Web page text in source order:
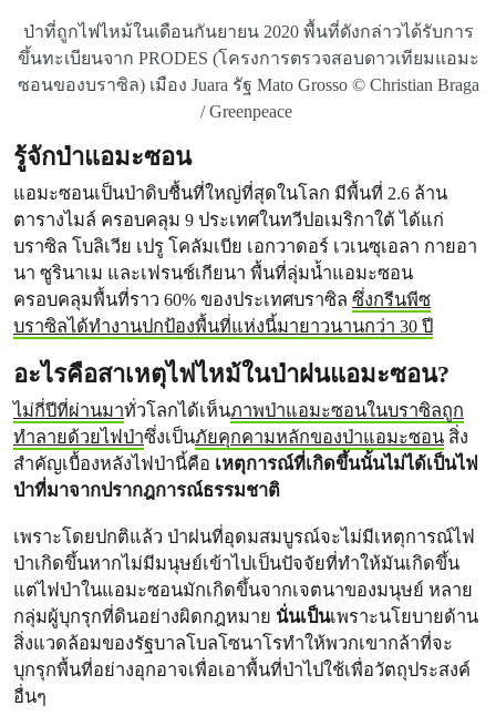
ป่าที่ถูกไฟไหม้ในเดือนกันยายน 2020 พื้นที่ดังกล่าวได้รับการ
ขึ้นทะเบียนจาก PRODES (โครงการตรวจสอบดาวเทียมแอมะ
ซอนของบราซิล) เมือง Juara รัฐ Mato Grosso © Christian Braga
/ Greenpeace
รู้จักป่าแอมะซอน
แอมะซอนเป็นป่าดิบชื้นที่ใหญ่ที่สุดในโลก มีพื้นที่ 2.6 ล้าน
ตารางไมล์ ครอบคลุม 9 ประเทศในทวีปอเมริกาใต้ ได้แก่
บราซิล โบลิเวีย เปรู โคลัมเบีย เอกวาดอร์ เวเนซุเอลา กายอา
นา ซูรินาเม และเฟรนช์เกียนา พื้นที่ลุ่มน้ำแอมะซอน
ครอบคลุมพื้นที่ราว 60% ของประเทศบราซิล ซึ่งกรีนพีซ
บราซิลได้ทำงานปกป้องพื้นที่แห่งนี้มายาวนานกว่า 30 ปี
อะไรคือสาเหตุไฟไหม้ในป่าฝนแอมะซอน?
ไม่กี่ปีที่ผ่านมาทั่วโลกได้เห็นภาพป่าแอมะซอนในบราซิลถูก
ทำลายด้วยไฟป่าซึ่งเป็นภัยคุกคามหลักของป่าแอมะซอน สิ่ง
สำคัญเบื้องหลังไฟป่านี้คือ เหตุการณ์ที่เกิดขึ้นนั้นไม่ได้เป็นไฟ
ป่าที่มาจากปรากฎการณ์ธรรมชาติ
เพราะโดยปกติแล้ว ป่าฝนที่อุดมสมบูรณ์จะไม่มีเหตุการณ์ไฟ
ป่าเกิดขึ้นหากไม่มีมนุษย์เข้าไปเป็นปัจจัยที่ทำให้มันเกิดขึ้น
แต่ไฟป่าในแอมะซอนมักเกิดขึ้นจากเจตนาของมนุษย์ หลาย
กลุ่มผู้บุกรุกที่ดินอย่างผิดกฎหมาย นั่นเป็นเพราะนโยบายด้าน
สิ่งแวดล้อมของรัฐบาลโบลโซนาโรทำให้พวกเขากล้าที่จะ
บุกรุกพื้นที่อย่างอุกอาจเพื่อเอาพื้นที่ป่าไปใช้เพื่อวัตถุประสงค์
อื่นๆ